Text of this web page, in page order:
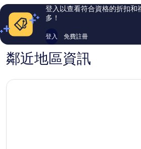
評
論
登入以查看符合資格的折扣和
多！
登入 免費註冊
鄰近地區資訊